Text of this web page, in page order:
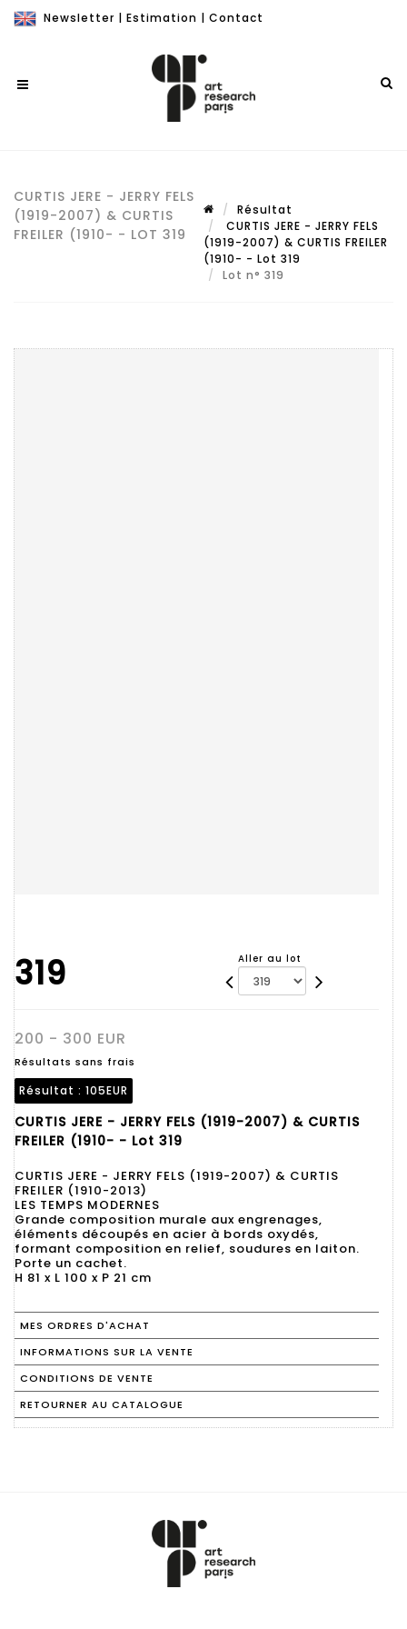
Newsletter | Estimation | Contact
CURTIS JERE - JERRY FELS
(1919-2007) & CURTIS
FREILER (1910- - LOT 319
Résultat
CURTIS JERE - JERRY FELS
(1919-2007) & CURTIS FREILER
(1910- - Lot 319
Lot n° 319
319 Aller au lot
200 - 300 EUR
Résultats sans frais
Résultat : 105EUR
CURTIS JERE - JERRY FELS (1919-2007) & CURTIS
FREILER (1910- - Lot 319
CURTIS JERE - JERRY FELS (1919-2007) & CURTIS
FREILER (1910-2013)
LES TEMPS MODERNES
Grande composition murale aux engrenages,
éléments découpés en acier à bords oxydés,
formant composition en relief, soudures en laiton.
Porte un cachet.
H 81 x L 100 x P 21 cm
MES ORDRES D'ACHAT
INFORMATIONS SUR LA VENTE
CONDITIONS DE VENTE
RETOURNER AU CATALOGUE